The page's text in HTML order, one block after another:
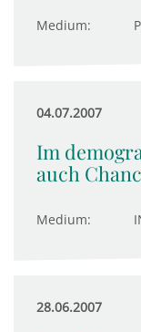
Medium:
04.07.2007
Im
auch
Medium:
28.06.2007